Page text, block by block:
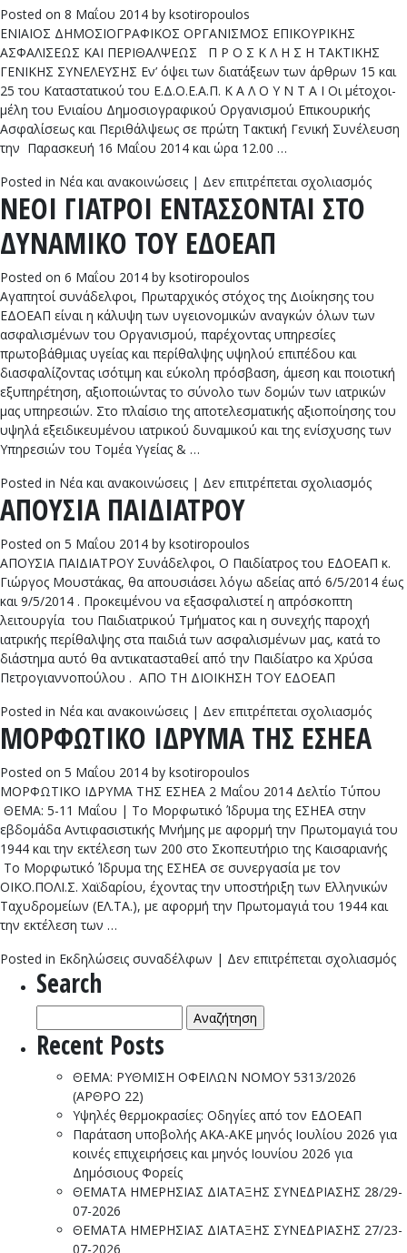
Posted on 8 Μαΐου 2014 by ksotiropoulos
ΕΝΙΑΙΟΣ ΔΗΜΟΣΙΟΓΡΑΦΙΚΟΣ ΟΡΓΑΝΙΣΜΟΣ ΕΠΙΚΟΥΡΙΚΗΣ
ΑΣΦΑΛΙΣΕΩΣ ΚΑΙ ΠΕΡΙΘΑΛΨΕΩΣ Π Ρ Ο Σ Κ Λ Η Σ Η ΤΑΚΤΙΚΗΣ
ΓΕΝΙΚΗΣ ΣΥΝΕΛΕΥΣΗΣ Εν’ όψει των διατάξεων των άρθρων 15 και
25 του Καταστατικού του Ε.Δ.Ο.Ε.Α.Π. Κ Α Λ Ο Υ Ν Τ Α Ι Οι μέτοχοι-
μέλη του Ενιαίου Δημοσιογραφικού Οργανισμού Επικουρικής
Ασφαλίσεως και Περιθάλψεως σε πρώτη Τακτική Γενική Συνέλευση
την Παρασκευή 16 Μαΐου 2014 και ώρα 12.00 …
Posted in Νέα και ανακοινώσεις | Δεν επιτρέπεται σχολιασμόςστο
ΝΕΟΙ ΓΙΑΤΡΟΙ ΕΝΤΑΣΣΟΝΤΑΙ ΣΤΟ
ΔΥΝΑΜΙΚΟ ΤΟΥ ΕΔΟΕΑΠ
Posted on 6 Μαΐου 2014 by ksotiropoulos
Αγαπητοί συνάδελφοι, Πρωταρχικός στόχος της Διοίκησης του
ΕΔΟΕΑΠ είναι η κάλυψη των υγειονομικών αναγκών όλων των
ασφαλισμένων του Οργανισμού, παρέχοντας υπηρεσίες
πρωτοβάθμιας υγείας και περίθαλψης υψηλού επιπέδου και
διασφαλίζοντας ισότιμη και εύκολη πρόσβαση, άμεση και ποιοτική
εξυπηρέτηση, αξιοποιώντας το σύνολο των δομών των ιατρικών
μας υπηρεσιών. Στο πλαίσιο της αποτελεσματικής αξιοποίησης του
υψηλά εξειδικευμένου ιατρικού δυναμικού και της ενίσχυσης των
Υπηρεσιών του Τομέα Υγείας & …
Posted in Νέα και ανακοινώσεις | Δεν επιτρέπεται σχολιασμόςστο
ΣΤΟ
ΑΠΟΥΣΙΑ ΠΑΙΔΙΑΤΡΟΥ
Posted on 5 Μαΐου 2014 by ksotiropoulos
ΑΠΟΥΣΙΑ ΠΑΙΔΙΑΤΡΟΥ Συνάδελφοι, Ο Παιδίατρος του ΕΔΟΕΑΠ κ.
Γιώργος Μουστάκας, θα απουσιάσει λόγω αδείας από 6/5/2014 έως
και 9/5/2014 . Προκειμένου να εξασφαλιστεί η απρόσκοπτη
λειτουργία του Παιδιατρικού Τμήματος και η συνεχής παροχή
ιατρικής περίθαλψης στα παιδιά των ασφαλισμένων μας, κατά το
διάστημα αυτό θα αντικατασταθεί από την Παιδίατρο κα Χρύσα
Πετρογιαννοπούλου . ΑΠΟ ΤΗ ΔΙΟΙΚΗΣΗ ΤΟΥ ΕΔΟΕΑΠ
Posted in Νέα και ανακοινώσεις | Δεν επιτρέπεται σχολιασμόςστο
ΜΟΡΦΩΤΙΚΟ ΙΔΡΥΜΑ ΤΗΣ ΕΣΗΕΑ
Posted on 5 Μαΐου 2014 by ksotiropoulos
ΜΟΡΦΩΤΙΚΟ ΙΔΡΥΜΑ ΤΗΣ ΕΣΗΕΑ 2 Μαΐου 2014 Δελτίο Τύπου
ΘΕΜΑ: 5-11 Μαΐου | Το Μορφωτικό Ίδρυμα της ΕΣΗΕΑ στην
εβδομάδα Αντιφασιστικής Μνήμης με αφορμή την Πρωτομαγιά του
1944 και την εκτέλεση των 200 στο Σκοπευτήριο της Καισαριανής
Το Μορφωτικό Ίδρυμα της ΕΣΗΕΑ σε συνεργασία με τον
OIKO.ΠΟΛΙ.Σ. Χαϊδαρίου, έχοντας την υποστήριξη των Ελληνικών
Ταχυδρομείων (ΕΛ.ΤΑ.), με αφορμή την Πρωτομαγιά του 1944 και
την εκτέλεση των …
Posted in Εκδηλώσεις συναδέλφων | Δεν επιτρέπεται σχολιασμός
Search
για:
Recent Posts
ΘΕΜΑ: ΡΥΘΜΙΣΗ ΟΦΕΙΛΩΝ ΝΟΜΟΥ 5313/2026
(ΑΡΘΡΟ 22)
Υψηλές θερμοκρασίες: Οδηγίες από τον ΕΔΟΕΑΠ
Παράταση υποβολής ΑΚΑ-ΑΚΕ μηνός Ιουλίου 2026 για
κοινές επιχειρήσεις και μηνός Ιουνίου 2026 για
Δημόσιους Φορείς
ΘΕΜΑΤΑ ΗΜΕΡΗΣΙΑΣ ΔΙΑΤΑΞΗΣ ΣΥΝΕΔΡΙΑΣΗΣ 28/29-
07-2026
ΘΕΜΑΤΑ ΗΜΕΡΗΣΙΑΣ ΔΙΑΤΑΞΗΣ ΣΥΝΕΔΡΙΑΣΗΣ 27/23-
07-2026